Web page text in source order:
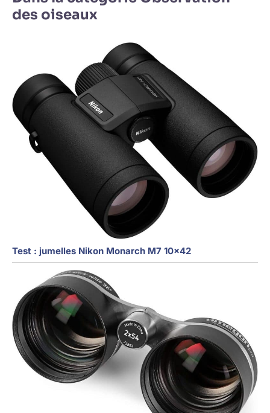
des oiseaux
Test : jumelles Nikon Monarch M7 10×42